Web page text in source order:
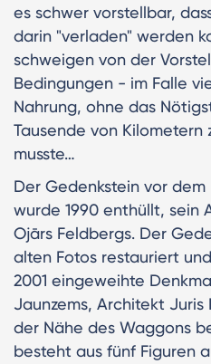
es schwer vorstellbar,
darin "verladen" werden
schweigen von der
Bedingungen - im Falle
Nahrung, ohne das
Tausende von
musste…
Der Gedenkstein vor
wurde 1990 enthüllt, sein
Ojārs Feldbergs. Der
alten Fotos restauriert
2001 eingeweihte
Jaunzems, Architekt
der Nähe des Waggons
besteht aus fünf Figuren